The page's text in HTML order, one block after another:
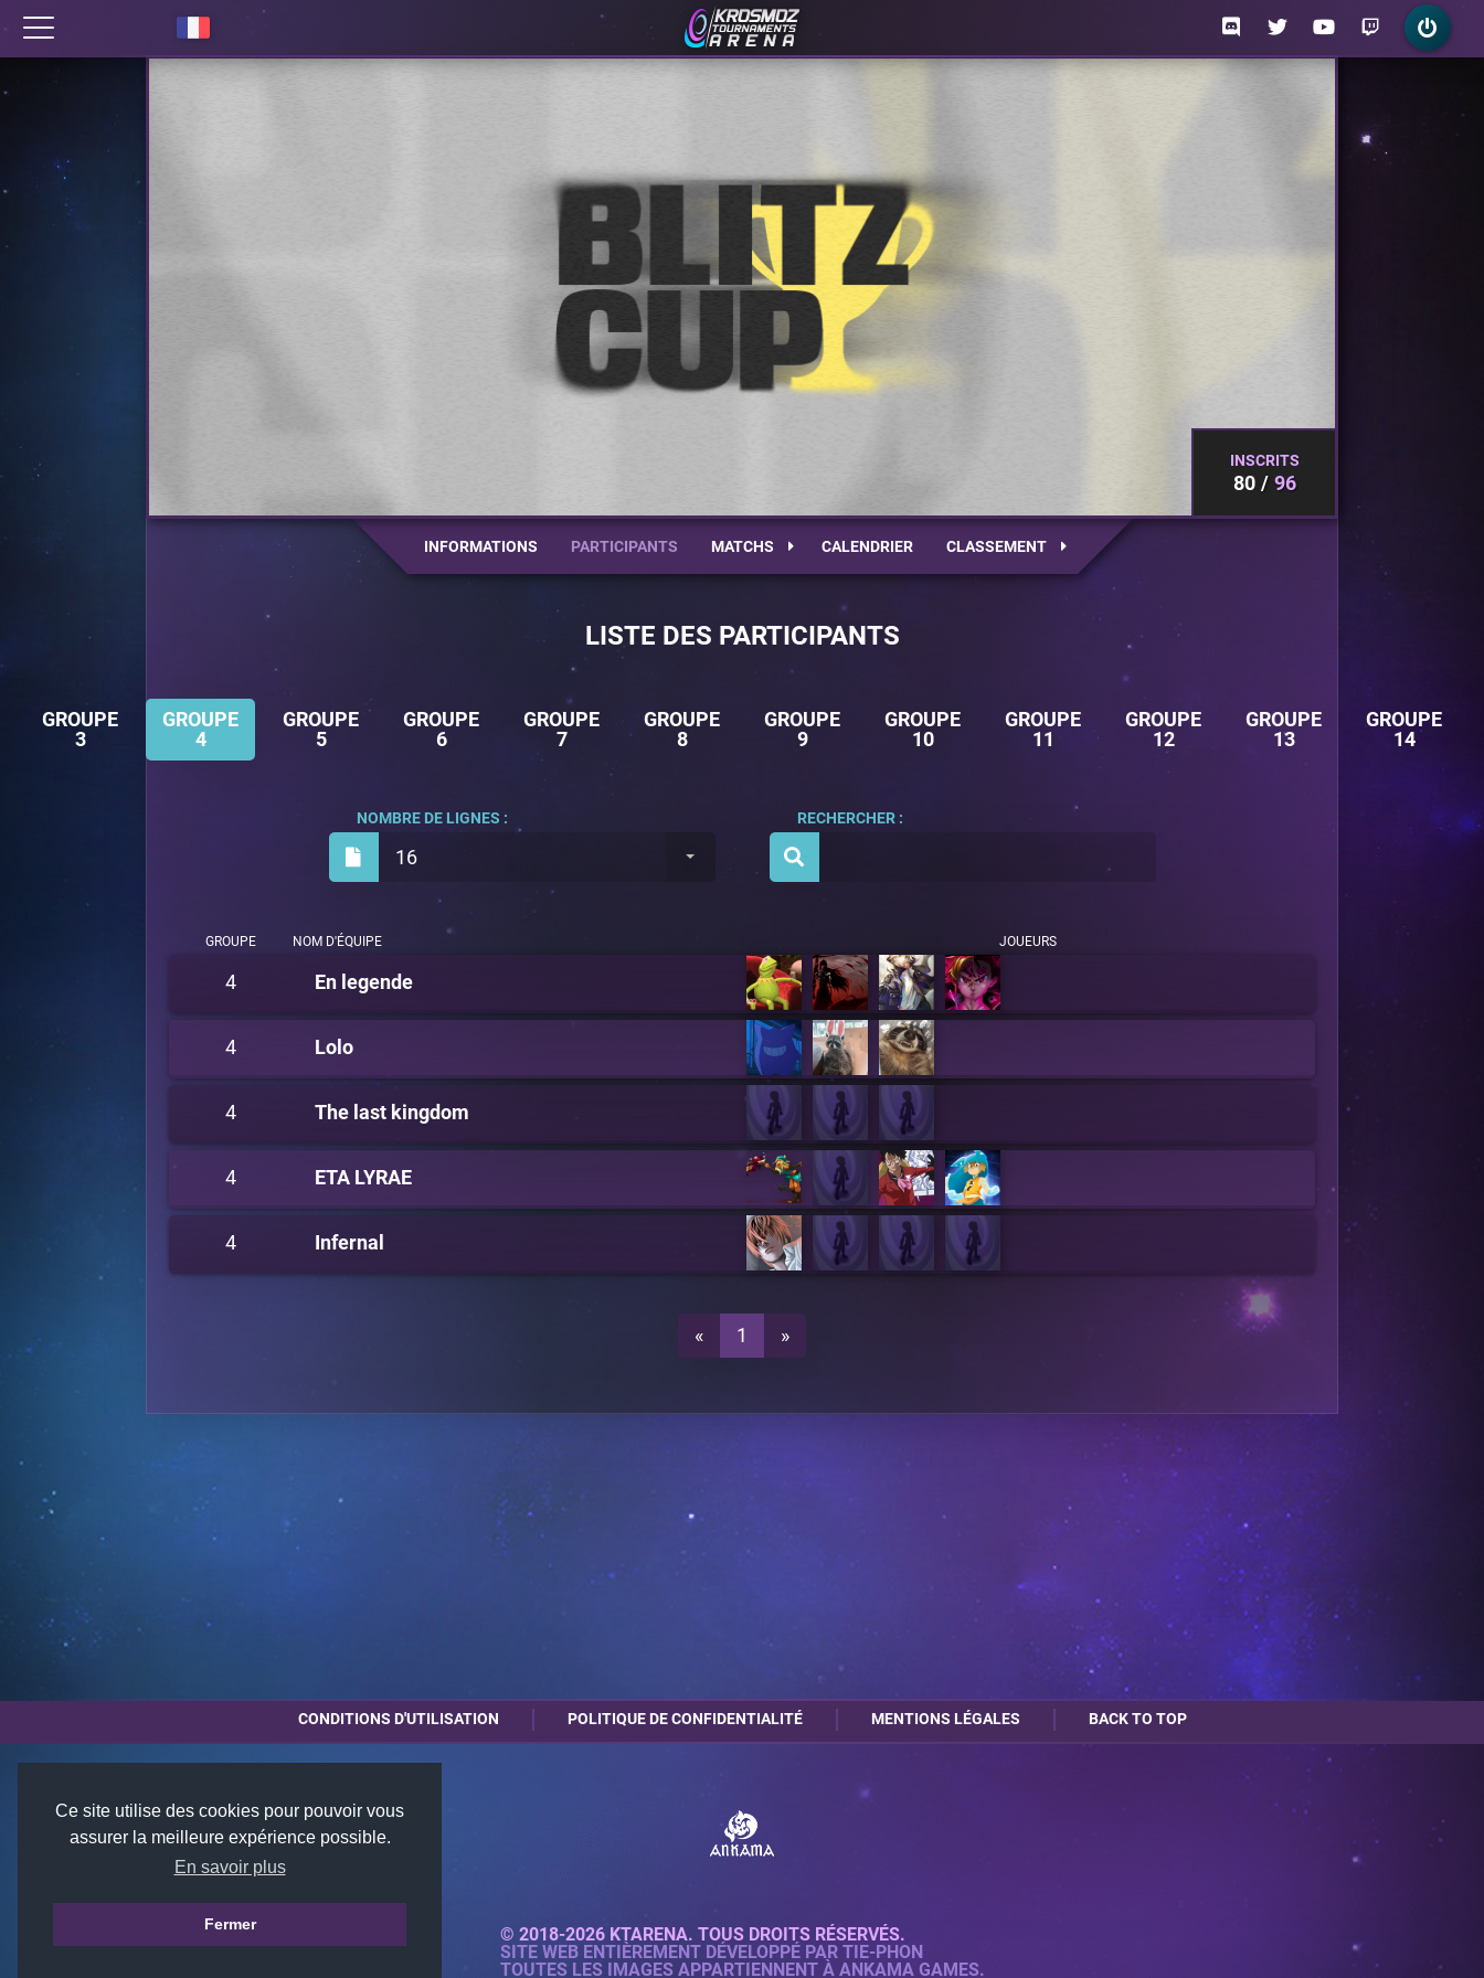
Ce site utilise des cookies pour pouvoir vous
assurer la meilleure expérience possible.
En savoir plus
Fermer
INSCRITS
80 96
INFORMATIONS PARTICIPANTS MATCHS CALENDRIER CLASSEMENT
LISTE DES PARTICIPANTS
GROUPE
3
GROUPE
4
GROUPE
5
GROUPE
6
GROUPE
7
GROUPE
8
GROUPE
9
GROUPE
10
GROUPE
11
GROUPE
12
GROUPE
13
GROUPE
14
16
NOMBRE DE LIGNES : RECHERCHER :
GROUPE NOM D'ÉQUIPE JOUEURS
4 En legende
4 Lolo
4 The last kingdom
4 ETA LYRAE
4 Infernal
« 1 »
CONDITIONS D'UTILISATION POLITIQUE DE CONFIDENTIALITÉ MENTIONS LÉGALES BACK TO TOP
© 2018-2026 KTARENA. TOUS DROITS RÉSERVÉS.
SITE WEB ENTIÈREMENT DÉVELOPPÉ PAR TIE-PHON
TOUTES LES IMAGES APPARTIENNENT À ANKAMA GAMES.